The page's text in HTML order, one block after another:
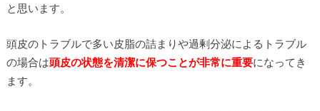
と思います。
頭皮のトラブルで多い皮脂の詰まりや過剰分泌によるトラブル
の場合は頭皮の状態を清潔に保つことが非常に重要になってき
ます。